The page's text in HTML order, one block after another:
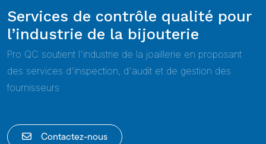
Services de contrôle qualité pour
l’industrie de la bijouterie
Pro QC soutient l'industrie de la joaillerie en proposant
des services d'inspection, d'audit et de gestion des
fournisseurs
Contactez-nous